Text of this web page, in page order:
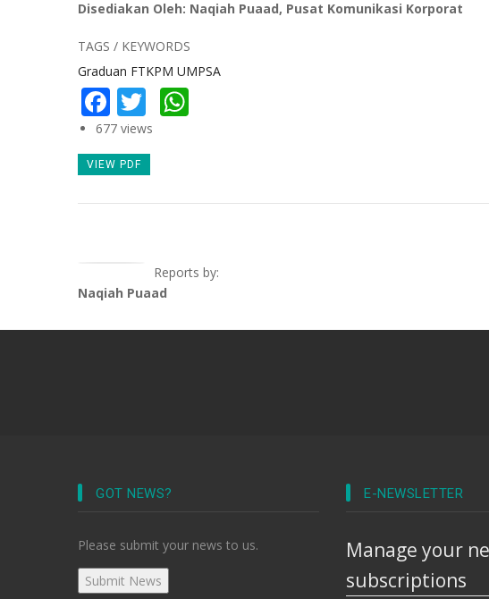
Disediakan Oleh: Naqiah Puaad, Pusat Komunikasi Korporat
TAGS / KEYWORDS
Graduan FTKPM UMPSA
Facebook
Twitter
677 views
VIEW PDF
Reports by:
Naqiah Puaad
GOT NEWS?
Please submit your news to us.
E-NEWSLETTER
Manage your
subscriptions